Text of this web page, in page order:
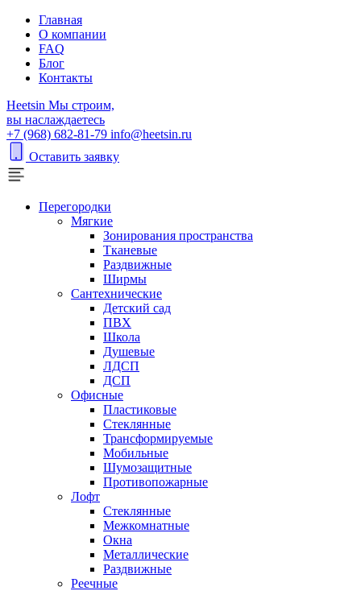
Главная
О компании
FAQ
Блог
Контакты
Heetsin Мы строим,
вы наслаждаетесь
+7 (968) 682-81-79 info@heetsin.ru
Оставить заявку
Перегородки
Мягкие
Зонирования пространства
Тканевые
Раздвижные
Ширмы
Сантехнические
Детский сад
ПВХ
Школа
Душевые
ЛДСП
ДСП
Офисные
Пластиковые
Стеклянные
Трансформируемые
Мобильные
Шумозащитные
Противопожарные
Лофт
Стеклянные
Межкомнатные
Окна
Металлические
Раздвижные
Реечные